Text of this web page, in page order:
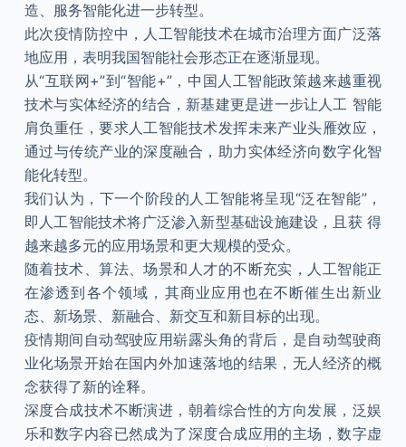
造、服务智能化进一步转型。
此次疫情防控中，人工智能技术在城市治理方面广泛落
地应用，表明我国智能社会形态正在逐渐显现。
从“互联网+”到“智能+”，中国人工智能政策越来越重视
技术与实体经济的结合，新基建更是进一步让人工 智能
肩负重任，要求人工智能技术发挥未来产业头雁效应，
通过与传统产业的深度融合，助力实体经济向数字化智
能化转型。
我们认为，下一个阶段的人工智能将呈现“泛在智能”，
即人工智能技术将广泛渗入新型基础设施建设，且获 得
越来越多元的应用场景和更大规模的受众。
随着技术、算法、场景和人才的不断充实，人工智能正
在渗透到各个领域，其商业应用也在不断催生出新业
态、新场景、新融合、新交互和新目标的出现。
疫情期间自动驾驶应用崭露头角的背后，是自动驾驶商
业化场景开始在国内外加速落地的结果，无人经济的概
念获得了新的诠释。
深度合成技术不断演进，朝着综合性的方向发展，泛娱
乐和数字内容已然成为了深度合成应用的主场，数字虚